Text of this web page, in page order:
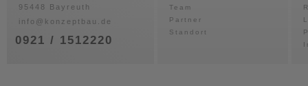
95448 Bayreuth
info@konzeptbau.de
0921 / 1512220
Team
Partner
Standort